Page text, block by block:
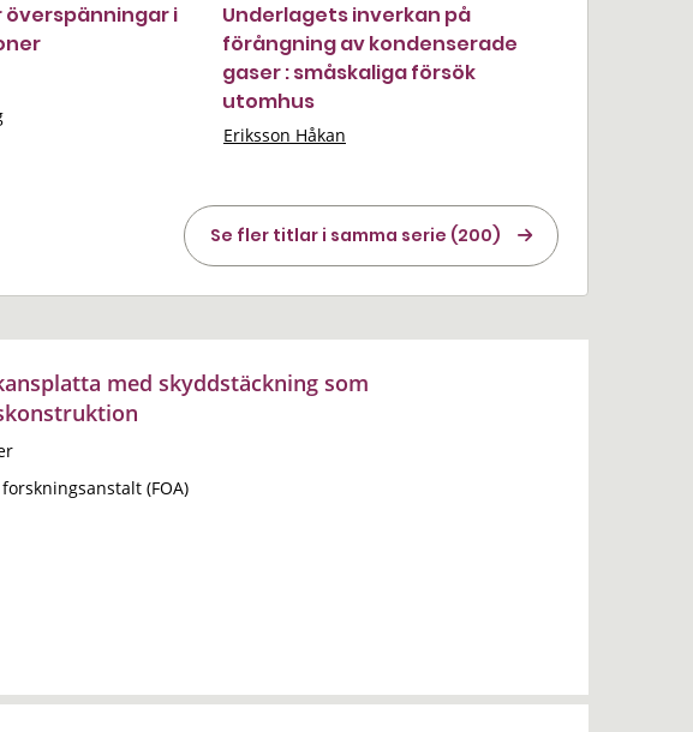
överspänningar i
Underlagets inverkan på
förångning av kondenserade
gaser : småskaliga försök
utomhus
Eriksson Håkan
Se fler titlar i samma serie (200)
med skyddstäckning som
(FOA)